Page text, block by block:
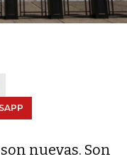
nuevas. Son